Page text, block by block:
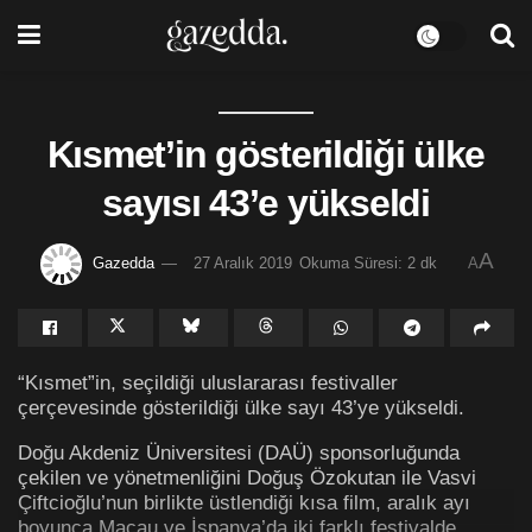
Kısmet’in gösterildiği ülke
sayısı 43’e yükseldi
Gazedda 27 Aralık 2019 Okuma Süresi: 2 dk AA
“Kısmet”in, seçildiği uluslararası festivaller
çerçevesinde gösterildiği ülke sayı 43’ye yükseldi.
Doğu Akdeniz Üniversitesi (DAÜ) sponsorluğunda
çekilen ve yönetmenliğini Doğuş Özokutan ile Vasvi
Çiftcioğlu’nun birlikte üstlendiği kısa film, aralık ayı